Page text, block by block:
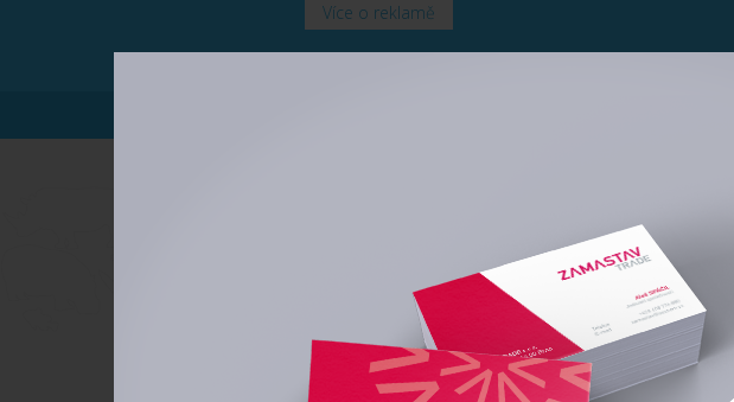
Více o reklamě
aneb
Už přes 12 let lovíme pro naše klienty ty nejlepší nápady,